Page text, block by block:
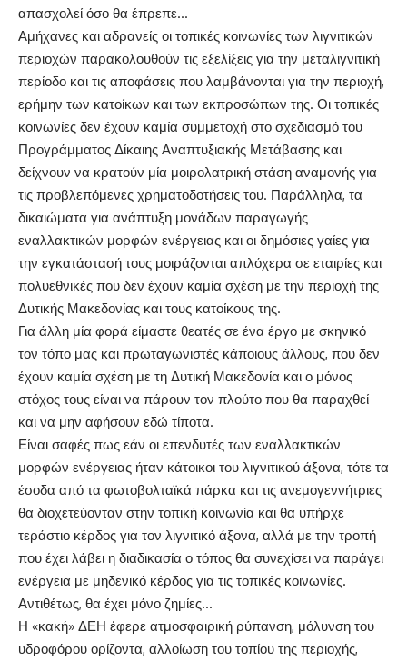
απασχολεί όσο θα έπρεπε…
Αμήχανες και αδρανείς οι τοπικές κοινωνίες των λιγνιτικών
περιοχών παρακολουθούν τις εξελίξεις για την μεταλιγνιτική
περίοδο και τις αποφάσεις που λαμβάνονται για την περιοχή,
ερήμην των κατοίκων και των εκπροσώπων της. Οι τοπικές
κοινωνίες δεν έχουν καμία συμμετοχή στο σχεδιασμό του
Προγράμματος Δίκαιης Αναπτυξιακής Μετάβασης και
δείχνουν να κρατούν μία μοιρολατρική στάση αναμονής για
τις προβλεπόμενες χρηματοδοτήσεις του. Παράλληλα, τα
δικαιώματα για ανάπτυξη μονάδων παραγωγής
εναλλακτικών μορφών ενέργειας και οι δημόσιες γαίες για
την εγκατάστασή τους μοιράζονται απλόχερα σε εταιρίες και
πολυεθνικές που δεν έχουν καμία σχέση με την περιοχή της
Δυτικής Μακεδονίας και τους κατοίκους της.
Για άλλη μία φορά είμαστε θεατές σε ένα έργο με σκηνικό
τον τόπο μας και πρωταγωνιστές κάποιους άλλους, που δεν
έχουν καμία σχέση με τη Δυτική Μακεδονία και ο μόνος
στόχος τους είναι να πάρουν τον πλούτο που θα παραχθεί
και να μην αφήσουν εδώ τίποτα.
Είναι σαφές πως εάν οι επενδυτές των εναλλακτικών
μορφών ενέργειας ήταν κάτοικοι του λιγνιτικού άξονα, τότε τα
έσοδα από τα φωτοβολταϊκά πάρκα και τις ανεμογεννήτριες
θα διοχετεύονταν στην τοπική κοινωνία και θα υπήρχε
τεράστιο κέρδος για τον λιγνιτικό άξονα, αλλά με την τροπή
που έχει λάβει η διαδικασία ο τόπος θα συνεχίσει να παράγει
ενέργεια με μηδενικό κέρδος για τις τοπικές κοινωνίες.
Αντιθέτως, θα έχει μόνο ζημίες…
Η «κακή» ΔΕΗ έφερε ατμοσφαιρική ρύπανση, μόλυνση του
υδροφόρου ορίζοντα, αλλοίωση του τοπίου της περιοχής,